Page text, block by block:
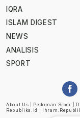
IQRA
ISLAM DIGEST
NEWS
ANALISIS
SPORT
About Us Pedoman Siber
Republika.id